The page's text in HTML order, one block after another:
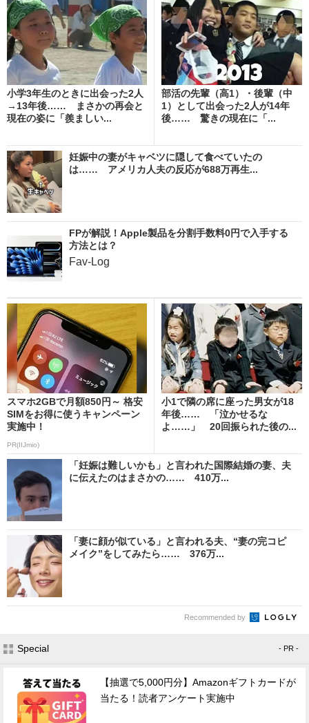
小学3年生のときに出会った2人
→13年後…… まさかの再会と
現在の姿に「羨ましい...
部活の先輩（高1）・後輩（中
1）として出会った2人が14年
後…… 驚きの現在に「...
妊娠中の妻がキャベツに隠して食べていたの
は…… アメリカ人夫の反応が688万再生...
FPが解説！Apple製品を分割手数料0円で入手する
方法とは？
Fav-Log
スマホ2GBで月額850円～ 格安
SIMをお得に使うキャンペーン
実施中！
PR(IIJmio)
小1で隣の席に座った男女が18
年後…… 「泣かせるな
よ……」 20回振られた後の...
「妊娠は難しいかも」と言われた国際結婚の妻、夫
に伝えたのはまさかの…… 410万...
「妻に顔が似ている」と言われる夫、“妻の完コピ
メイク”をしてみたら…… 376万...
Recommended by
Special - PR -
【抽選で5,000円分】Amazonギフトカードが
当たる！読者アンケート実施中